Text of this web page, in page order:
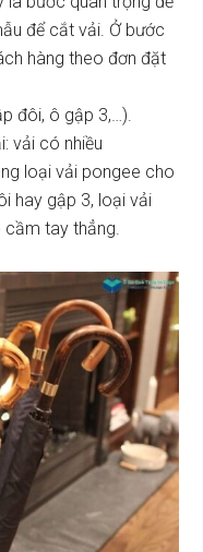
để cắt vải. Ở bước
hàng theo đơn đặt
đôi, ô gập 3,…).
vải có nhiều
loại vải pongee cho
hay gập 3, loại vải
tay thẳng.